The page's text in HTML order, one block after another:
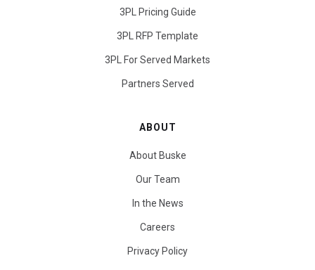
3PL Pricing Guide
3PL RFP Template
3PL For Served Markets
Partners Served
ABOUT
About Buske
Our Team
In the News
Careers
Privacy Policy